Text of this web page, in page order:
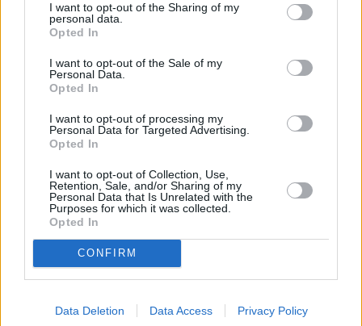
I want to opt-out of the Sharing of my
personal data.
Opted In
I want to opt-out of the Sale of my
Personal Data.
Opted In
I want to opt-out of processing my
Personal Data for Targeted Advertising.
Opted In
I want to opt-out of Collection, Use,
Retention, Sale, and/or Sharing of my
Personal Data that Is Unrelated with the
Purposes for which it was collected.
Opted In
CONFIRM
Data Deletion Data Access Privacy Policy
από ξένες πηγές, λένε, ότι η Μαντώ ήταν μία
πολύ όμορφη κοπέλα, μορφωμένη και
επηρεασμένη, όπως και οι γονείς της από τον
Διαφωτισμό, πολύγλωσση αφού γνώριζε
καλά, εκτός από τα ελληνικά, γαλλικά, ιταλικά
θέση της γυναίκας την εποχή εκείνη μπορεί να